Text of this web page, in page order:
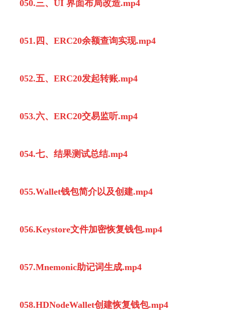
050.三、UI 界面布局改造.mp4
051.四、ERC20余额查询实现.mp4
052.五、ERC20发起转账.mp4
053.六、ERC20交易监听.mp4
054.七、结果测试总结.mp4
055.Wallet钱包简介以及创建.mp4
056.Keystore文件加密恢复钱包.mp4
057.Mnemonic助记词生成.mp4
058.HDNodeWallet创建恢复钱包.mp4